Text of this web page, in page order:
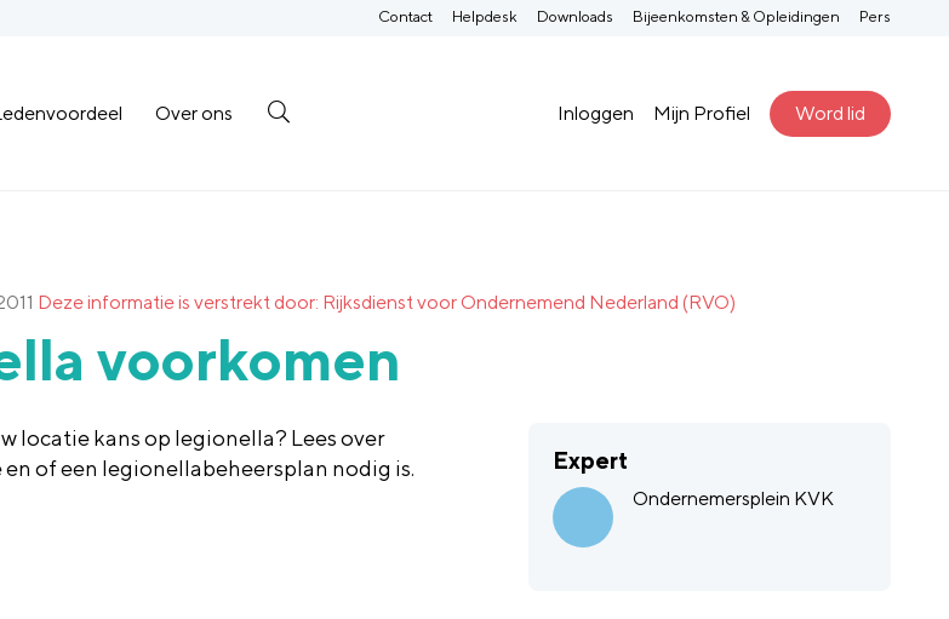
Over ons Inloggen Mijn Profiel Word lid
Contact Helpdesk Downloads Bijeenkomsten & Opleidingen Pers
Deze informatie is verstrekt door: Rijksdienst voor Ondernemend Nederland (RVO)
voorkomen
locatie kans op legionella? Lees over
of een legionellabeheersplan nodig is.
Expert
Ondernemersplein KVK